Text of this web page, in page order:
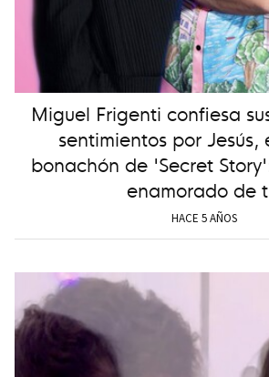
Miguel Frigenti confiesa
sentimientos por Jesús,
bonachón de 'Secret
enamorado de
HACE 5 AÑOS